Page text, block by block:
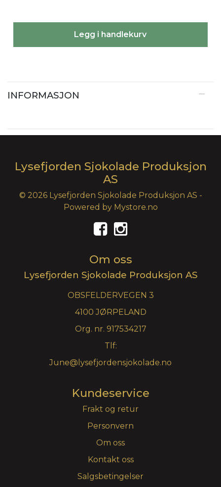
Legg i handlekurv
INFORMASJON
Lysefjorden Sjokolade Produksjon
AS
© 2026 Lysefjorden Sjokolade Produksjon AS -
Powered by Mystore.no
Om oss
Lysefjorden Sjokolade Produksjon AS
OBSFELDERVEGEN 3
4100 JØRPELAND
Org. nr. 917534217
Tlf:
June@lysefjordensjokolade.no
Kundeservice
Frakt og retur
Personvern
Om oss
Kontakt oss
Salgsbetingelser